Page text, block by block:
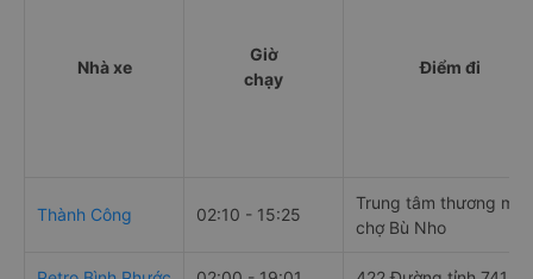
Nhà xe
Giờ
chạy
Điểm đi
Thành Công 02:10 - 15:25
Trung tâm thương mại
chợ Bù Nho